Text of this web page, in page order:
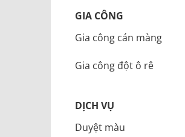
GIA CÔNG
Gia công cán màng
Gia công đột ô rê
DỊCH VỤ
Duyệt màu